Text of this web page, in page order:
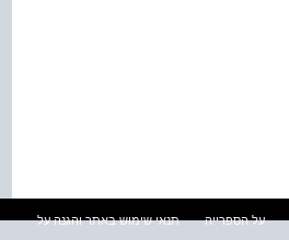
על הספרייה
תנאי שימוש באתר והגנה על